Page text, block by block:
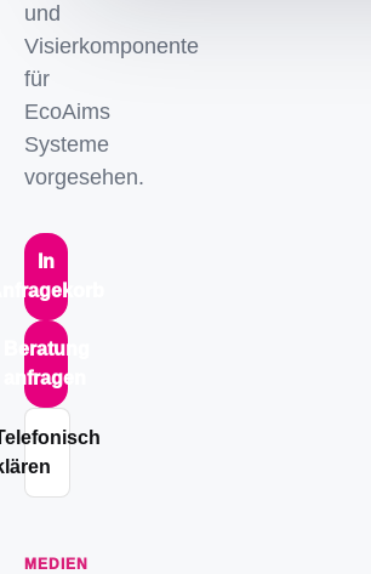
und
Visierkomponente
für
EcoAims
Systeme
vorgesehen.
In
Beratung
anfragen
MEDIEN